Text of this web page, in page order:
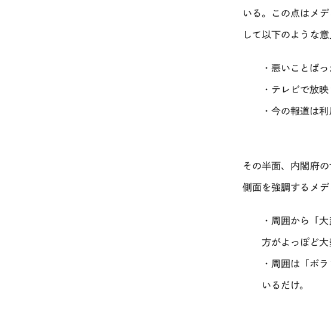
いる。この点はメ
して以下のような意
・悪いことば
・テレビで放
・今の報道は
その半面、内閣府
側面を強調するメ
・周囲から「
方がよっぽど大
・周囲は「ボ
いるだけ。